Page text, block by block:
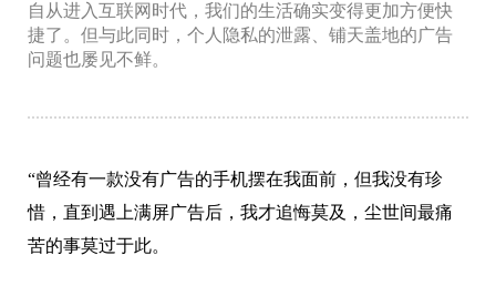
自从进入互联网时代，我们的生活确实变得更加方便快
捷了。但与此同时，个人隐私的泄露、铺天盖地的广告
问题也屡见不鲜。
“曾经有一款没有广告的手机摆在我面前，但我没有珍
惜，直到遇上满屏广告后，我才追悔莫及，尘世间最痛
苦的事莫过于此。